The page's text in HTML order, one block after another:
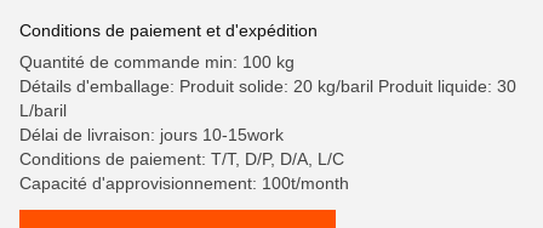
Conditions de paiement et d'expédition
Quantité de commande min: 100 kg
Détails d'emballage: Produit solide: 20 kg/baril Produit liquide: 30
L/baril
Délai de livraison: jours 10-15work
Conditions de paiement: T/T, D/P, D/A, L/C
Capacité d'approvisionnement: 100t/month